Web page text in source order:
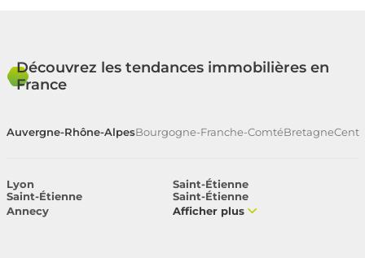
Découvrez les tendances immobilières en
France
Auvergne-Rhône-AlpesBourgogne-Franche-ComtéBretagne
Lyon
Saint-Étienne
Saint-Étienne
Saint-Étienne
Annecy
Afficher plus